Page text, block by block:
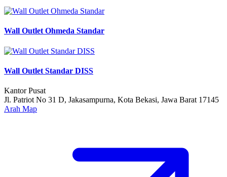
Wall Outlet Ohmeda Standar
Wall Outlet Standar DISS
Kantor Pusat
Jl. Patriot No 31 D, Jakasampurna, Kota Bekasi, Jawa Barat 17145
Arah Map